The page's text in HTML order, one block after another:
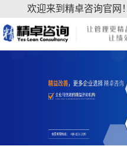
欢迎来到精卓咨询官网！